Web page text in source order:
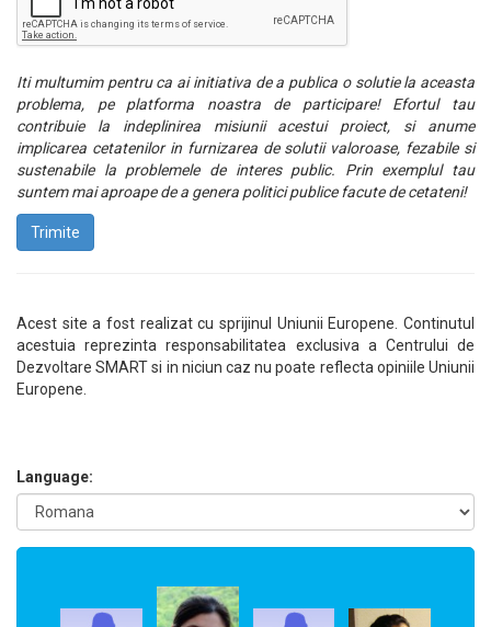
Iti multumim pentru ca ai initiativa de a publica o solutie la aceasta
problema, pe platforma noastra de participare! Efortul tau
contribuie la indeplinirea misiunii acestui proiect, si anume
implicarea cetatenilor in furnizarea de solutii valoroase, fezabile si
sustenabile la problemele de interes public. Prin exemplul tau
suntem mai aproape de a genera politici publice facute de cetateni!
Trimite
Acest site a fost realizat cu sprijinul Uniunii Europene. Continutul
acestuia reprezinta responsabilitatea exclusiva a Centrului de
Dezvoltare SMART si in niciun caz nu poate reflecta opiniile Uniunii
Europene.
Language: